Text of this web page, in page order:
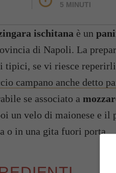
5 MINUTI
ischitana è un
di Napoli. La
tipici, se vi riesce
campano anche detto
se associato a
un velo di maionese e il
o in una gita fuori porta.